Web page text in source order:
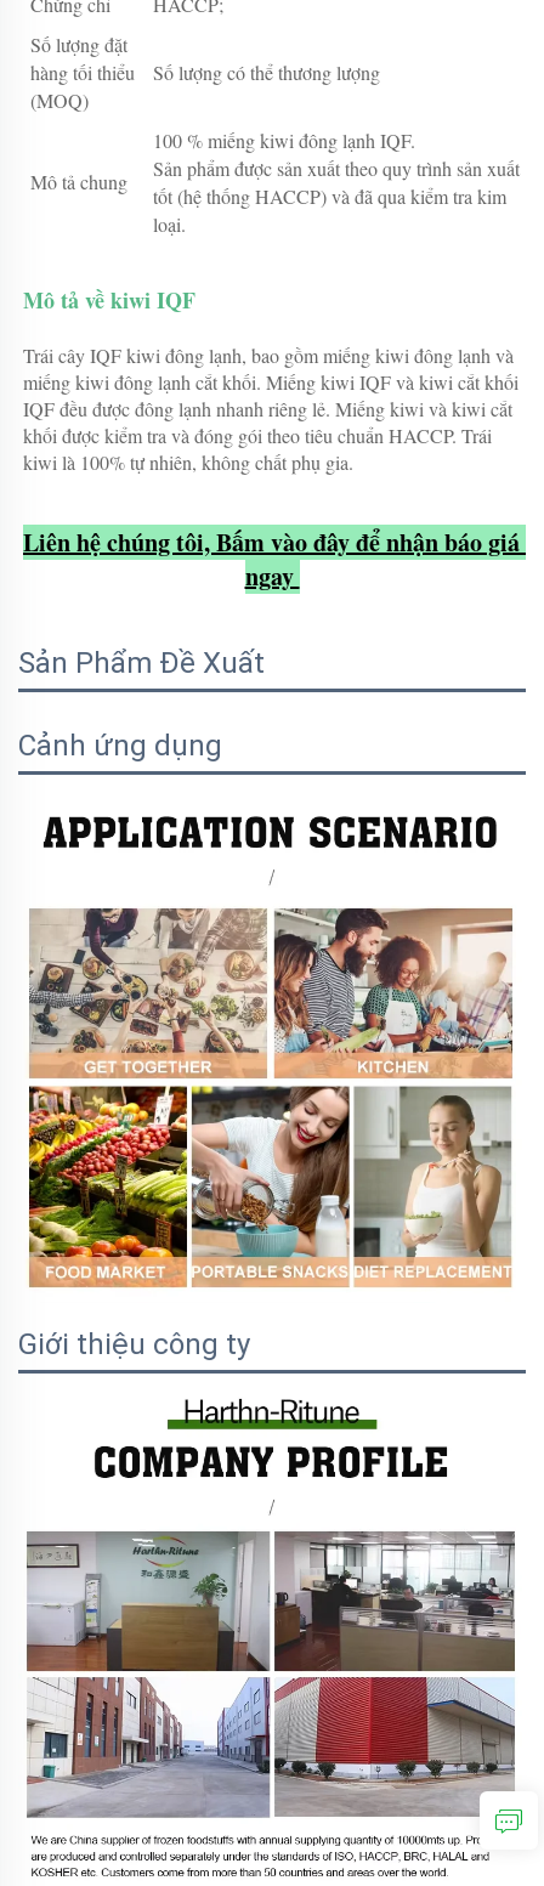
Số lượng đặt
hàng tối thiểu
(MOQ)
Số lượng có thể thương lượng
Mô tả chung
100 % miếng kiwi đông lạnh IQF.
Sản phẩm được sản xuất theo quy trình sản xuất
tốt (hệ thống HACCP) và đã qua kiểm tra kim
loại.
Mô tả về kiwi IQF
Trái cây IQF kiwi đông lạnh, bao gồm miếng kiwi đông lạnh và
miếng kiwi đông lạnh cắt khối. Miếng kiwi IQF và kiwi cắt khối
IQF đều được đông lạnh nhanh riêng lẻ. Miếng kiwi và kiwi cắt
khối được kiểm tra và đóng gói theo tiêu chuẩn HACCP. Trái
kiwi là 100% tự nhiên, không chất phụ gia.
Liên hệ chúng tôi, Bấm vào đây để nhận báo giá
ngay
Sản Phẩm Đề Xuất
Cảnh ứng dụng
Giới thiệu công ty